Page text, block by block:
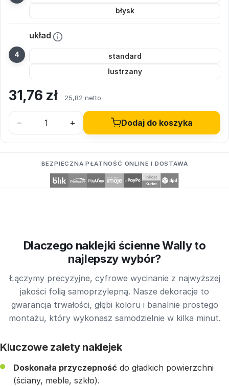
błysk
układ
standard
lustrzany
31,76 zł 25,82 netto
– + Dodaj do koszyka
BEZPIECZNA PŁATNOŚĆ ONLINE I DOSTAWA
Dlaczego naklejki ścienne Wally to
najlepszy wybór?
Łączymy precyzyjne, cyfrowe wycinanie z najwyższej
jakości folią samoprzylepną. Nasze dekoracje to
gwarancja trwałości, głębi koloru i banalnie prostego
montażu, który wykonasz samodzielnie w kilka minut.
Kluczowe zalety naklejek
Doskonała przyczepność do gładkich powierzchni
(ściany, meble, szkło).